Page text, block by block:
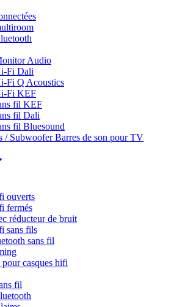
Audio
Fi Dali
Fi Q Acoustics
Fi KEF
fil KEF
fil Dali
fil Bluesound
/ SubwooferBarres de son pour TV
ouverts
fermés
réducteur de bruit
sans fils
sans fil
pour casques hifi
fil